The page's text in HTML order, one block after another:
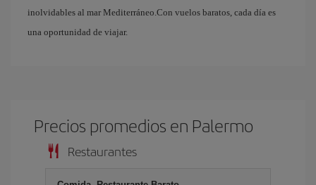
inolvidables al mar Mediterráneo.Con vuelos baratos, cada día es
una oportunidad de viajar.
Precios promedios en Palermo
Restaurantes